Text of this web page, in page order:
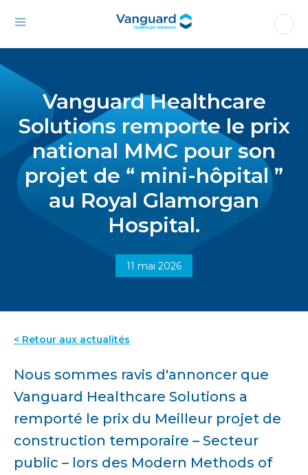
Vanguard Healthcare
Solutions remporte le prix
national MMC pour son
projet de “ mini-hôpital ”
au Royal Glamorgan
Hospital.
11 mai 2026
< Retour aux actualités
Nous sommes ravis d'annoncer que
Vanguard Healthcare Solutions a
remporté le prix du Meilleur projet de
construction temporaire – Secteur
public – lors des Modern Methods of